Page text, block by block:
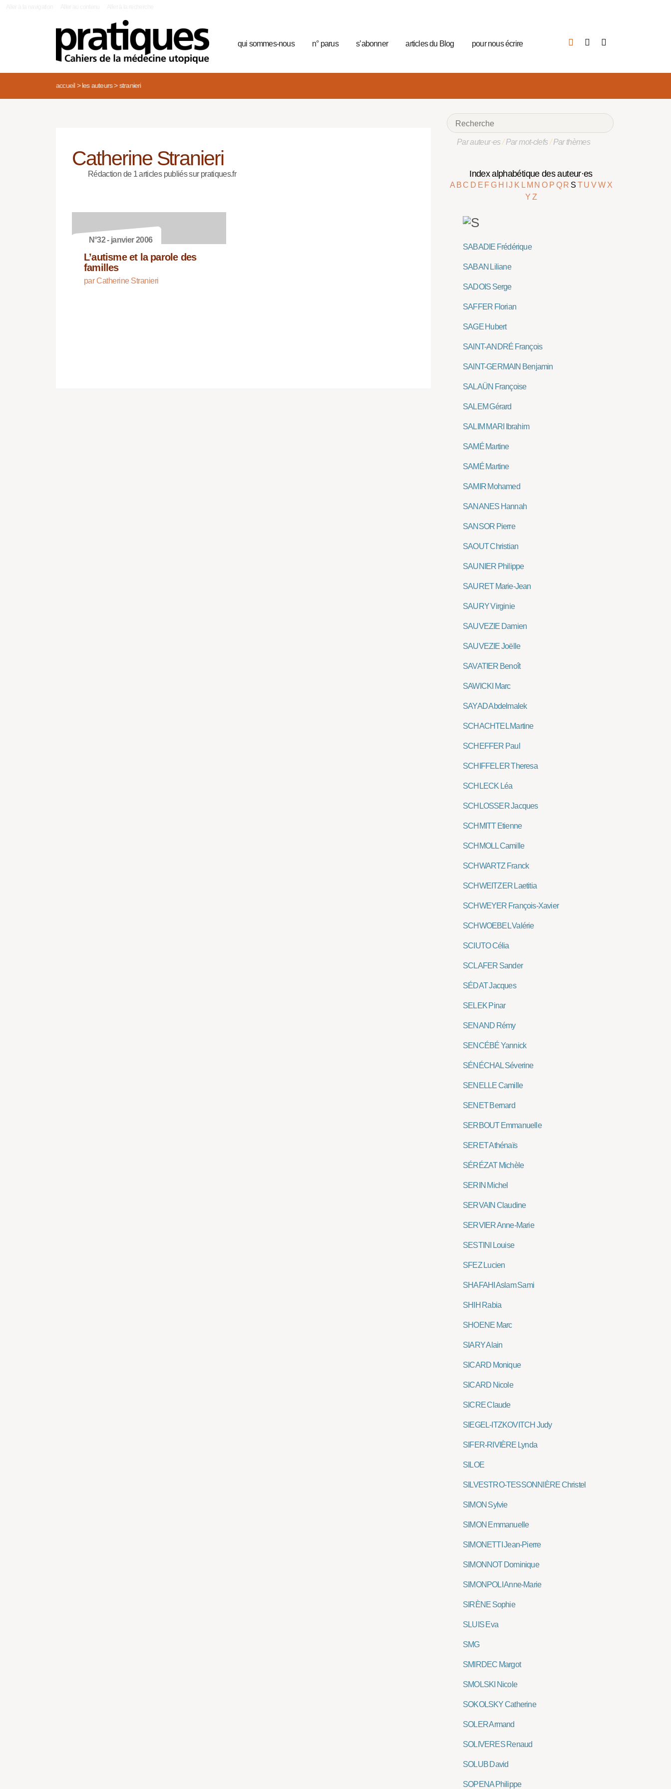
qui sommes-nous n° parus s’abonner articles du Blog pour nous écrire
accueil> les auteurs> stranieri
Catherine Stranieri
Rédaction de 1 articles publiés sur pratiques.fr
N°32 - janvier 2006
L’autisme et la parole des
familles
par Catherine Stranieri
Par auteur·es/Par mot-clefs/Par thèmes
Index alphabétique des auteur·es
A BC D E FG H IJ K L M NO P Q R S TUVW X
Y Z
SABADIE Frédérique
SABAN Liliane
SADOIS Serge
SAFFER Florian
SAGE Hubert
SAINT-ANDRÉ François
SAINT-GERMAIN Benjamin
SALAÜN Françoise
SALEM Gérard
SALIM MARI Ibrahim
SAMÉ Martine
SAMÉ Martine
SAMIR Mohamed
SANANES Hannah
SANSOR Pierre
SAOUT Christian
SAUNIER Philippe
SAURET Marie-Jean
SAURY Virginie
SAUVEZIE Damien
SAUVEZIE Joëlle
SAVATIER Benoît
SAWICKI Marc
SAYAD Abdelmalek
SCHACHTEL Martine
SCHEFFER Paul
SCHIFFELER Theresa
SCHLECK Léa
SCHLOSSER Jacques
SCHMITT Etienne
SCHMOLL Camille
SCHWARTZ Franck
SCHWEITZER Laetitia
SCHWEYER François-Xavier
SCHWOEBEL Valérie
SCIUTO Célia
SCLAFER Sander
SÉDAT Jacques
SELEK Pinar
SENAND Rémy
SENCÉBÉ Yannick
SÉNÉCHAL Séverine
SENELLE Camille
SENET Bernard
SERBOUT Emmanuelle
SERET Athénaïs
SÉRÉZAT Michèle
SERIN Michel
SERVAIN Claudine
SERVIER Anne-Marie
SESTINI Louise
SFEZ Lucien
SHAFAHI Aslam Sami
SHIH Rabia
SHOENE Marc
SIARY Alain
SICARD Monique
SICARD Nicole
SICRE Claude
SIEGEL-ITZKOVITCH Judy
SIFER-RIVIÈRE Lynda
SILOE
SILVESTRO-TESSONNIÈRE Christel
SIMON Sylvie
SIMON Emmanuelle
SIMONETTI Jean-Pierre
SIMONNOT Dominique
SIMONPOLI Anne-Marie
SIRÈNE Sophie
SLUIS Eva
SMG
SMIRDEC Margot
SMOLSKI Nicole
SOKOLSKY Catherine
SOLER Armand
SOLIVERES Renaud
SOLUB David
SOPENA Philippe